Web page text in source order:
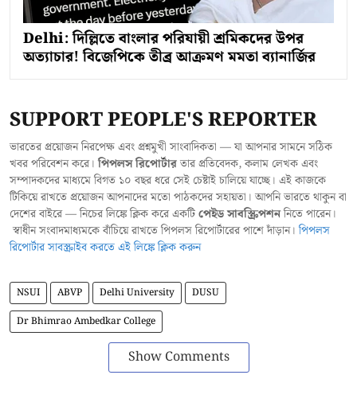
Delhi: দিল্লিতে বাংলার পরিযায়ী শ্রমিকদের উপর
অত্যাচার! বিজেপিকে তীব্র আক্রমণ মমতা ব্যানার্জির
SUPPORT PEOPLE'S REPORTER
ভারতের প্রয়োজন নিরপেক্ষ এবং প্রশ্নমুখী সাংবাদিকতা — যা আপনার সামনে সঠিক
খবর পরিবেশন করে।পিপলস রিপোর্টারতার প্রতিবেদক, কলাম লেখক এবং
সম্পাদকদের মাধ্যমে বিগত ১০ বছর ধরে সেই চেষ্টাই চালিয়ে যাচ্ছে। এই কাজকে
টিকিয়ে রাখতে প্রয়োজন আপনাদের মতো পাঠকদের সহায়তা। আপনি ভারতে থাকুন বা
দেশের বাইরে — নিচের লিঙ্কে ক্লিক করে একটিপেইড সাবস্ক্রিপশননিতে পারেন।
স্বাধীন সংবাদমাধ্যমকে বাঁচিয়ে রাখতে পিপলস রিপোর্টারের পাশে দাঁড়ান।পিপলস
রিপোর্টার সাবস্ক্রাইব করতে এই লিঙ্কে ক্লিক করুন
NSUI ABVP Delhi University
DUSU
Dr Bhimrao Ambedkar College
Show Comments